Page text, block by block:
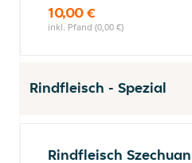
10,00 €
inkl. Pfand (0,00 €)
Rindfleisch - Spezial
Rindfleisch